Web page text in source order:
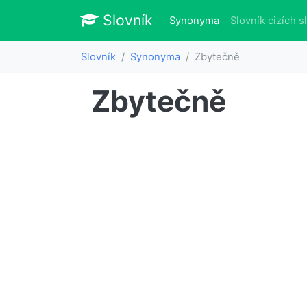
Slovník Slovník
Synonyma(aktuálně)
Slovník cizích
Slovník Synonyma Zbytečně
Zbytečně